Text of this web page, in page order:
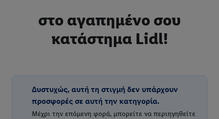
στο αγαπημένο σου
κατάστημα Lidl!
Δυστυχώς, αυτή τη στιγμή δεν υπάρχουν
προσφορές σε αυτή την κατηγορία.
Μέχρι την επόμενη φορά, μπορείτε να περιηγηθείτε